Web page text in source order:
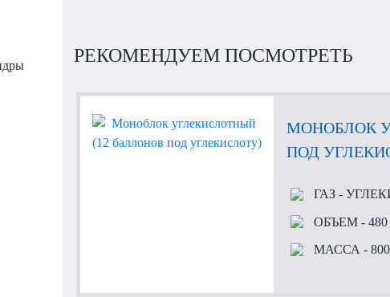
РЕКОМЕНДУЕМ ПОСМОТРЕТЬ
МОНОБЛОК
ПОД
ГАЗ-
ОБЪЕМ-
МАССА -